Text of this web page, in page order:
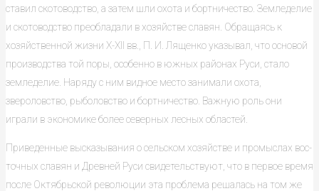
ставил скотоводство, а затем шли охота и бортничество. Земледелие
и скотоводство преобладали в хозяйстве славян. Обращаясь к
хозяйственной жизни X-ХII вв., П. И. Лященко указывал, что основой
производства той поры, осо­бенно в южных районах Руси, стало
земледелие. Наряду с ним видное место занимали охота,
звероловство, рыболовство и бортничество. Важную роль они
играли в экономике более северных лесных областей.
Приведенные высказывания о сельском хозяйстве и промыслах вос­
точных славян и Древней Руси свидетельствуют, что в первое время
после Октябрьской революции эта проблема решалась на том же